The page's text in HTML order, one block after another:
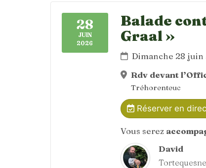
28
JUIN
2026
Balade
Graal »
Dimanche 28 juin
Rdv devant
Tréhorenteuc
Réserver en
Vous serez
David
Tortequesne